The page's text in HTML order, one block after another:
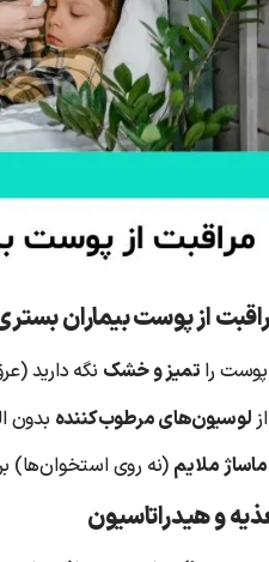
پوست را تمیز و خشک نگه دارید
از لوسیون‌های مرطوب‌کننده بدون
ماساژ ملایم (نه روی استخوان‌ها)